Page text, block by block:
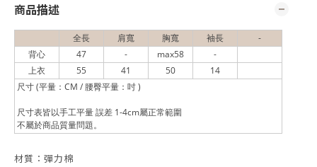
商品描述
全長 肩寬 胸寬 袖長
-
背心
47 - max58
-
上衣
55 41 50
14
尺寸 (平量：CM / 腰臀平量：吋 )
尺寸表皆以手工平量 誤差 1-4cm屬正常範圍
不屬於商品質量問題。
材質：彈力棉